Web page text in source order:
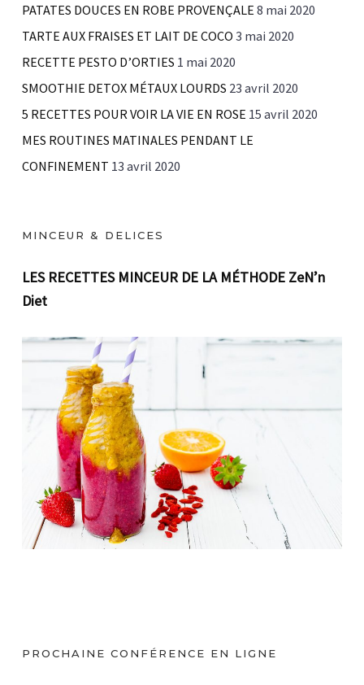
PATATES DOUCES EN ROBE PROVENÇALE 8 mai 2020
TARTE AUX FRAISES ET LAIT DE COCO 3 mai 2020
RECETTE PESTO D’ORTIES 1 mai 2020
SMOOTHIE DETOX MÉTAUX LOURDS 23 avril 2020
5 RECETTES POUR VOIR LA VIE EN ROSE 15 avril 2020
MES ROUTINES MATINALES PENDANT LE
CONFINEMENT 13 avril 2020
MINCEUR & DELICES
LES RECETTES MINCEUR DE LA MÉTHODE ZeN’n
Diet
PROCHAINE CONFÉRENCE EN LIGNE